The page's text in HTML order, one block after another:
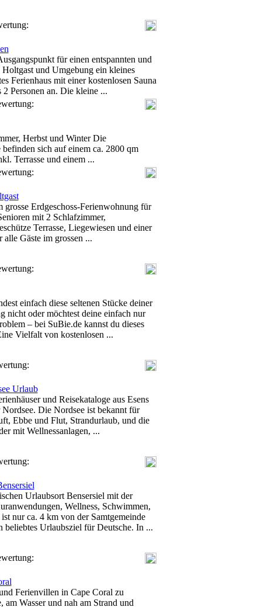
für einen entspannten und
und Umgebung ein kleines
Ferienhaus mit einer kostenlosen Sauna
2 Personen an. Die kleine ...
Herbst und Winter Die
sich auf einem ca. 2800 qm
Terrasse und einem ...
grosse Erdgeschoss-Ferienwohnung für
mit 2 Schlafzimmer,
Terrasse, Liegewiesen und einer
alle Gäste im grossen ...
einfach diese seltenen Stücke deiner
nicht oder möchtest deine einfach nur
– bei SuBie.de kannst du dieses
Vielfalt von kostenlosen ...
Urlaub
und Reisekataloge aus Esens
Die Nordsee ist bekannt für
Ebbe und Flut, Strandurlaub, und die
mit Wellnessanlagen, ...
Urlaubsort Bensersiel mit der
Wellness, Schwimmen,
nur ca. 4 km von der Samtgemeinde
beliebtes Urlaubsziel für Deutsche. In ...
Ferienvillen in Cape Coral zu
am Wasser und nah am Strand und